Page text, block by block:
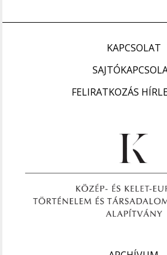
KAPCSOLAT
FELIRATKOZÁS